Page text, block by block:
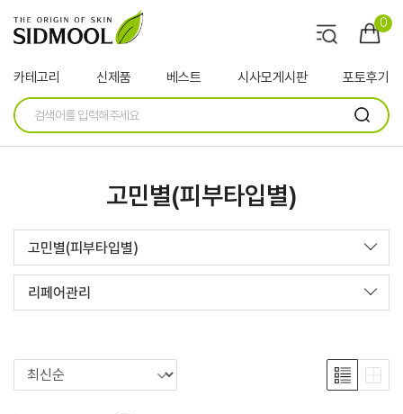
0
카테고리 신제품 베스트 시사모게시판 포토후기
고민별(피부타입별)
고민별(피부타입별)
리페어관리